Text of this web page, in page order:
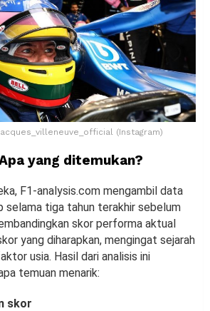
(Instagram)
yang ditemukan?
F1-analysis.com mengambil data
selama tiga tahun terakhir sebelum
skor performa aktual
yang diharapkan, mengingat sejarah
usia. Hasil dari analisis ini
temuan menarik:
skor